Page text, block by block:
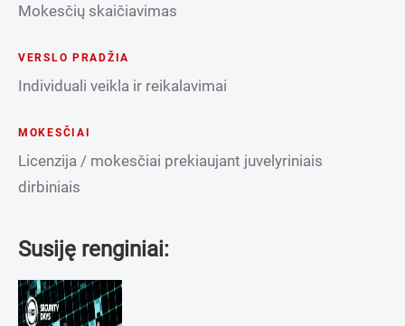
Mokesčių skaičiavimas
VERSLO PRADŽIA
Individuali veikla ir reikalavimai
MOKESČIAI
Licenzija / mokesčiai prekiaujant juvelyriniais
dirbiniais
Susiję renginiai: